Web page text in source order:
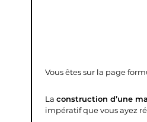
Vous êtes sur la page
La construction d’une
impératif que vous ayez